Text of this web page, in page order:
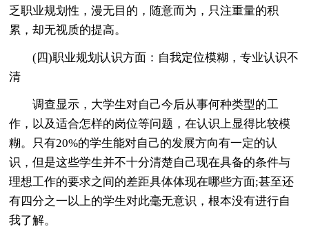
乏职业规划性，漫无目的，随意而为，只注重量的积
累，却无视质的提高。
(四)职业规划认识方面：自我定位模糊，专业认识不
清
调查显示，大学生对自己今后从事何种类型的工
作，以及适合怎样的岗位等问题，在认识上显得比较模
糊。只有20%的学生能对自己的发展方向有一定的认
识，但是这些学生并不十分清楚自己现在具备的条件与
理想工作的要求之间的差距具体体现在哪些方面;甚至还
有四分之一以上的学生对此毫无意识，根本没有进行自
我了解。